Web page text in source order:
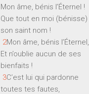
Mon âme, bénis l’Éternel !
Que tout en moi (bénisse)
son saint nom !
2Mon âme, bénis l’Éternel,
Et n’oublie aucun de ses
bienfaits !
3C’est lui qui pardonne
toutes tes fautes,